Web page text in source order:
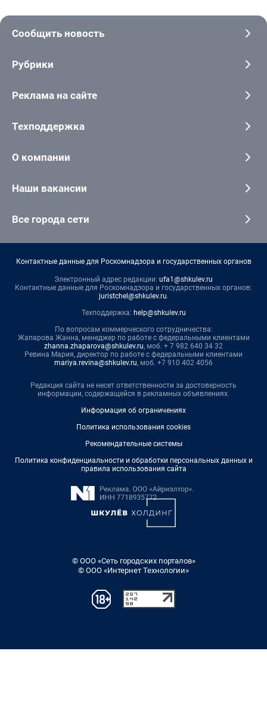
Сообщить новость
Рубрики
Реклама на сайте
Техподдержка
О компании
Наши вакансии
Все города сети
Контактные данные для Роскомнадзора и государственных органов
Электронный адрес редакции: ufa1@shkulev.ru
Контактные данные для Роскомнадзора и государственных органов:
juristchel@shkulev.ru.
Техподдержка: help@shkulev.ru
По вопросам коммерческого сотрудничества:
Жапарова Жанна, менеджер по работе с федеральными клиентами
zhanna.zhaparova@shkulev.ru, моб. + 7 982 640 34 32
Ревина Мария, директор по работе с федеральными клиентами
mariya.revina@shkulev.ru, моб. +7 910 402 4056
Редакция сайта не несет ответственности за достоверность
информации, содержащейся в рекламных объявлениях.
Информация об ограничениях
Политика использования cookies
Рекомендательные системы
Политика конфиденциальности и обработки персональных данных и
правила использования сайта
© ООО «Сеть городских порталов»
© ООО «Интернет Технологии»